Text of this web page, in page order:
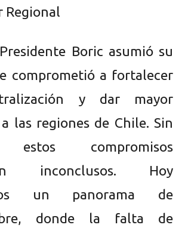
Regional
Boric asumió su
comprometió a fortalecer
y dar mayor
las regiones de Chile. Sin
estos compromisos
inconclusos. Hoy
un panorama de
donde la falta de